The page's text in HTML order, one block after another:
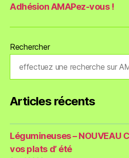
Adhésion AMAPez-vous !
Rechercher
Articles récents
Légumineuses – NOUVEAU
vos plats d’ été